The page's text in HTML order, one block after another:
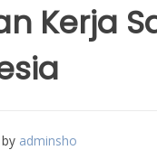
Kerja
by adminsho